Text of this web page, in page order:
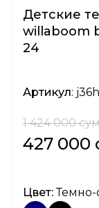
Детские
willaboom
24
Артикул:
1 424 000
427 000
Цвет: